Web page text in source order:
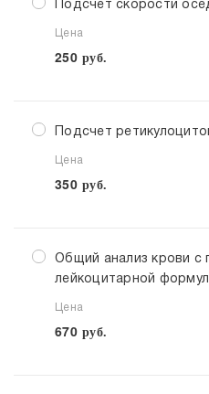
Цена
250 руб.
Подсчет
Цена
350 руб.
Общий анализ крови с
лейкоцитарной
Цена
670 руб.